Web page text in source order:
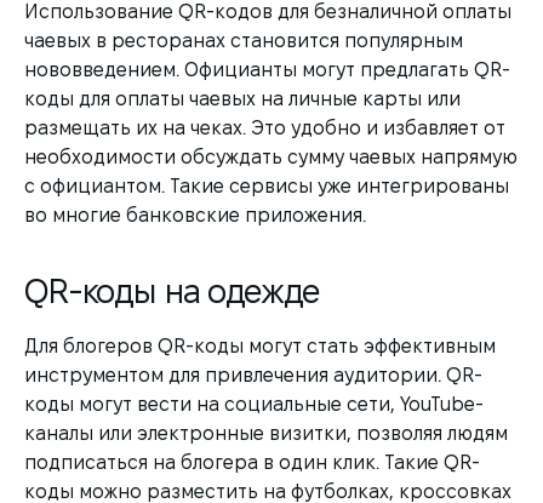
Использование QR-кодов для безналичной оплаты
чаевых в ресторанах становится популярным
нововведением. Официанты могут предлагать QR-
коды для оплаты чаевых на личные карты или
размещать их на чеках. Это удобно и избавляет от
необходимости обсуждать сумму чаевых напрямую
с официантом. Такие сервисы уже интегрированы
во многие банковские приложения.
QR-коды на одежде
Для блогеров QR-коды могут стать эффективным
инструментом для привлечения аудитории. QR-
коды могут вести на социальные сети, YouTube-
каналы или электронные визитки, позволяя людям
подписаться на блогера в один клик. Такие QR-
коды можно разместить на футболках, кроссовках